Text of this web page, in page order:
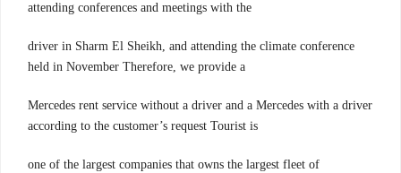
attending conferences and meetings with the
driver in Sharm El Sheikh, and attending the climate conference
held in November Therefore, we provide a
Mercedes rent service without a driver and a Mercedes with a driver
according to the customer’s request Tourist is
one of the largest companies that owns the largest fleet of